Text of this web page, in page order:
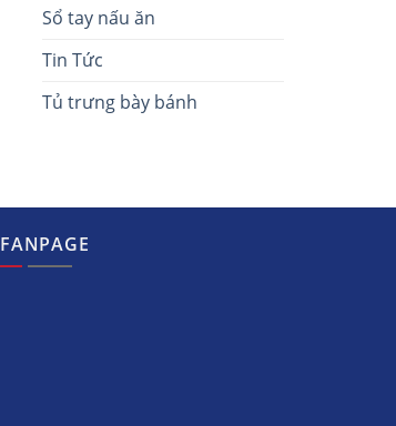
Sổ tay nấu ăn
Tin Tức
Tủ trưng bày bánh
FANPAGE